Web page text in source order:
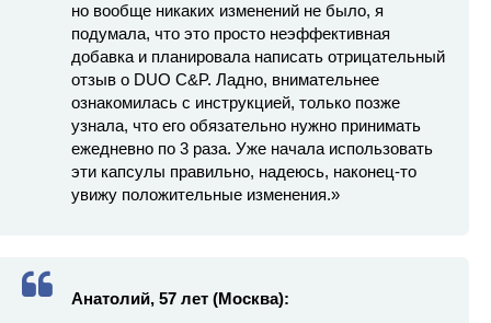
но вообще никаких изменений не было, я
подумала, что это просто неэффективная
добавка и планировала написать отрицательный
отзыв о DUO C&P. Ладно, внимательнее
ознакомилась с инструкцией, только позже
узнала, что его обязательно нужно принимать
ежедневно по 3 раза. Уже начала использовать
эти капсулы правильно, надеюсь, наконец-то
увижу положительные изменения.»
Анатолий, 57 лет (Москва):